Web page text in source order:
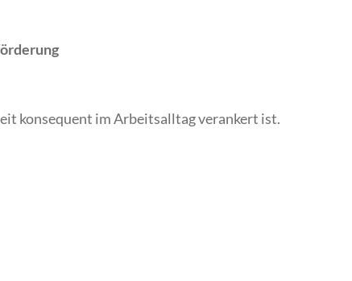
konsequent im Arbeitsalltag verankert ist.